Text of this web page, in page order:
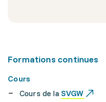
Formations continues
Cours
Cours de la SVGW